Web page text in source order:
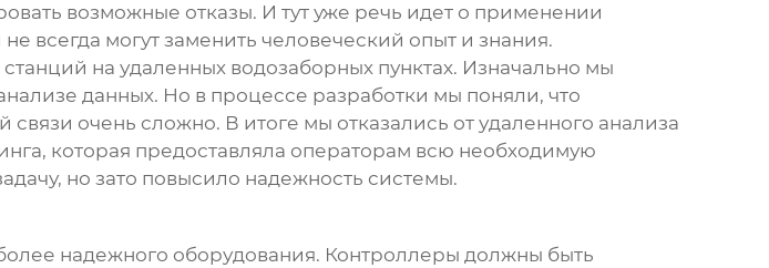
возможные отказы. И тут уже речь идет о применении
всегда могут заменить человеческий опыт и знания.
на удаленных водозаборных пунктах. Изначально мы
данных. Но в процессе разработки мы поняли, что
очень сложно. В итоге мы отказались от удаленного анализа
которая предоставляла операторам всю необходимую
но зато повысило надежность системы.
надежного оборудования. Контроллеры должны быть